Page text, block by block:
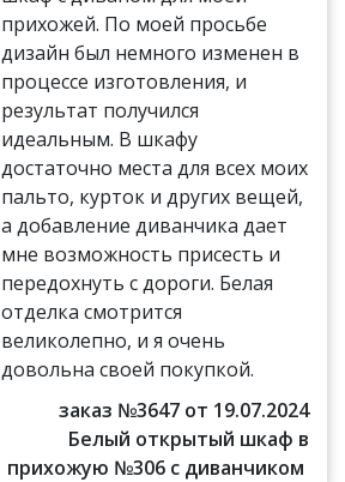
прихожей. По моей просьбе
дизайн был немного изменен в
процессе изготовления, и
результат получился
идеальным. В шкафу
достаточно места для всех моих
пальто, курток и других вещей,
а добавление диванчика дает
мне возможность присесть и
передохнуть с дороги. Белая
отделка смотрится
великолепно, и я очень
довольна своей покупкой.
заказ №3647 от 19.07.2024
Белый открытый шкаф в
прихожую №306 с диванчиком